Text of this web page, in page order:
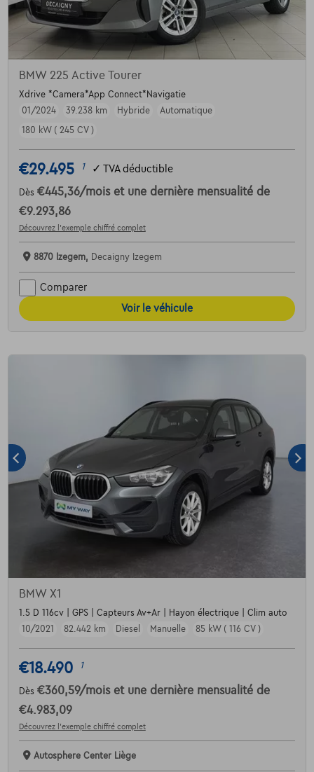
BMW 225 Active Tourer
Xdrive *Camera*App Connect*Navigatie
01/2024
39.238 km Hybride
Automatique
180 kW ( 245 CV )
€29.495 1 ✓ TVA déductible
Dès €445,36/mois et une dernière mensualité de
€9.293,86
Découvrez l’exemple chiffré complet
8870 Izegem, Decaigny Izegem
Comparer
Voir le véhicule
BMW X1
1.5 D 116cv | GPS | Capteurs Av+Ar | Hayon électrique | Clim auto
10/2021
82.442 km Diesel Manuelle 85 kW ( 116 CV )
€18.490 1
Dès €360,59/mois et une dernière mensualité de
€4.983,09
Découvrez l’exemple chiffré complet
Autosphere Center Liège